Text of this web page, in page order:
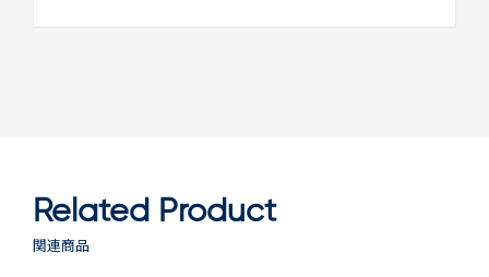
Related Product
関連商品